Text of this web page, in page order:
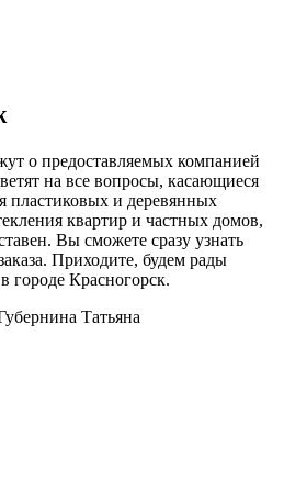
о предоставляемых компанией
на все вопросы, касающиеся
пластиковых и деревянных
квартир и частных домов,
Вы сможете сразу узнать
Приходите, будем рады
городе Красногорск.